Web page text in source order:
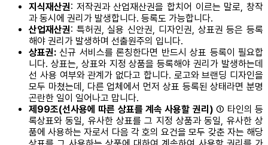
지식재산권: 저작권과 산업재산권을 합치어 이르는 말로, 창작
과 동시에 권리가 발생합니다. 등록도 가능합니다.
산업재산권: 특허권, 실용 신안권, 디자인권, 상표권 등은 등록
해야 권리가 발생하며 선출원주의 입니다.
상표권: 신규 서비스를 론칭한다면 반드시 상표 등록이 필요합
니다. 상표는, 상표와 지정 상품을 등록해야 권리가 발생하는데
선 사용 여부와 관계가 없다고 합니다. 로고와 브랜딩 디자인을
모두 마쳤는데, 다른 업체에서 먼저 상표 등록된 상태라면 분명
곤란한 일이 일어나고 맙니다.
제99조(선사용에 따른 상표를 계속 사용할 권리) ① 타인의 등
록상표와 동일, 유사한 상표를 그 지정 상품과 동일, 유사한 상
품에 사용하는 자로서 다음 각 호의 요건을 모두 갖춘 자는 해당